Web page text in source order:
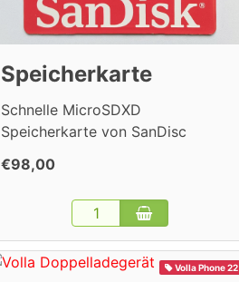
Speicherkarte
Schnelle MicroSDXD
Speicherkarte von SanDisc
€98,00
Volla Phone 22